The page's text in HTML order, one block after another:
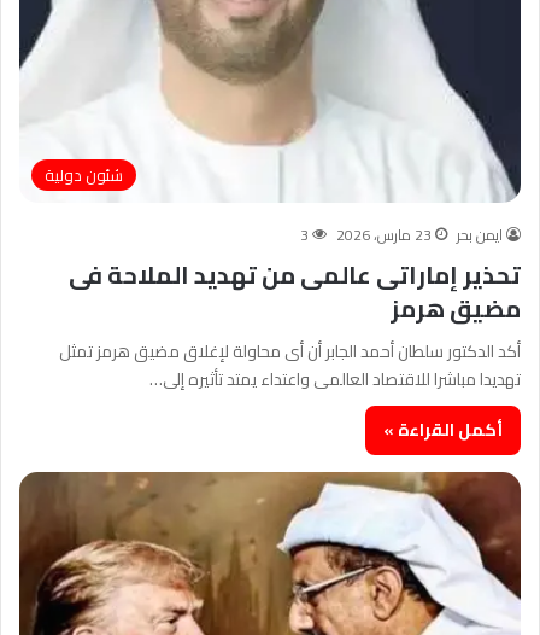
شئون دولية
ايمن بحر 23 مارس، 2026 3
تحذير إماراتى عالمى من تهديد الملاحة فى
مضيق هرمز
أكد الدكتور سلطان أحمد الجابر أن أى محاولة لإغلاق مضيق هرمز تمثل
تهديدا مباشرا للاقتصاد العالمى واعتداء يمتد تأثيره إلى…
أكمل القراءة »